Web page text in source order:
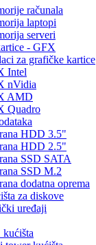
računala
laptopi
serveri
- GFX
za grafičke kartice
Intel
nVidia
AMD
Quadro
HDD 3.5"
HDD 2.5"
SSD SATA
SSD M.2
dodatna oprema
za diskove
uređaji